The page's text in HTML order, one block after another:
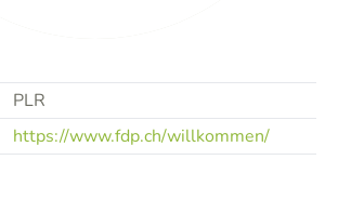
PLR
https://www.fdp.ch/willkommen/